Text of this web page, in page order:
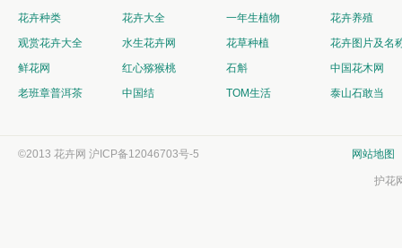
花卉种类
花卉大全 一年生植物
花卉养殖
观赏花卉大全
水生花卉网 花草种植
花卉图片及名
鲜花网
红心猕猴桃 石斛
中国花木网
老班章普洱茶
中国结 TOM生活 泰山石敢当
©2013 花卉网 沪ICP备12046703号-5 网站地图
护花